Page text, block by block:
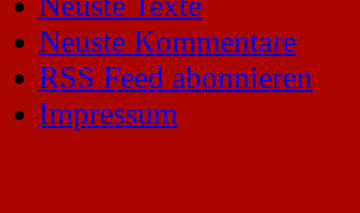
Neuste Kommentare
RSS Feed abonnieren
Impressum